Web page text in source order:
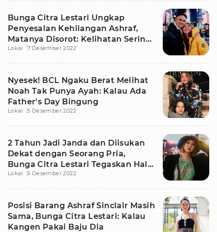
Bunga Citra Lestari Ungkap
Penyesalan Kehilangan Ashraf,
Matanya Disorot: Kelihatan Sering
Nangis
Lokal 7 Desember 2022
Nyesek! BCL Ngaku Berat Melihat
Noah Tak Punya Ayah: Kalau Ada
Father's Day Bingung
Lokal 5 Desember 2022
2 Tahun Jadi Janda dan Diisukan
Dekat dengan Seorang Pria,
Bunga Citra Lestari Tegaskan Hal
Ini
Lokal 5 Desember 2022
Posisi Barang Ashraf Sinclair Masih
Sama, Bunga Citra Lestari: Kalau
Kangen Pakai Baju Dia